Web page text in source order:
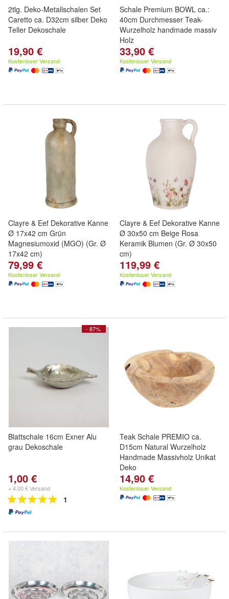
2tlg. Deko-Metallschalen Set
Caretto ca. D32cm silber Deko
Teller Dekoschale
19,90 €
Kostenloser Versand
Schale Premium BOWL ca.:
40cm Durchmesser Teak-
Wurzelholz handmade massiv
Holz
33,90 €
Kostenloser Versand
Clayre & Eef Dekorative Kanne
Ø 17x42 cm Grün
Magnesiumoxid (MGO) (Gr. Ø
17x42 cm)
79,99 €
Kostenloser Versand
Clayre & Eef Dekorative Kanne
Ø 30x50 cm Beige Rosa
Keramik Blumen (Gr. Ø 30x50
cm)
119,99 €
Kostenloser Versand
- 87%
Blattschale 16cm Exner Alu
grau Dekoschale
1,00 €
+ 4,00 € Versand
1
Teak Schale PREMIO ca.
D15cm Natural Wurzelholz
Handmade Massivholz Unikat
Deko
14,90 €
Kostenloser Versand